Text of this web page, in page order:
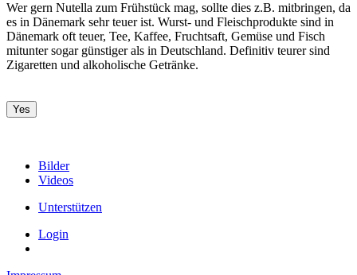
Wer gern Nutella zum Frühstück mag, sollte dies z.B. mitbringen, da
es in Dänemark sehr teuer ist. Wurst- und Fleischprodukte sind in
Dänemark oft teuer, Tee, Kaffee, Fruchtsaft, Gemüse und Fisch
mitunter sogar günstiger als in Deutschland. Definitiv teurer sind
Zigaretten und alkoholische Getränke.
Yes
Bilder
Videos
Unterstützen
Login